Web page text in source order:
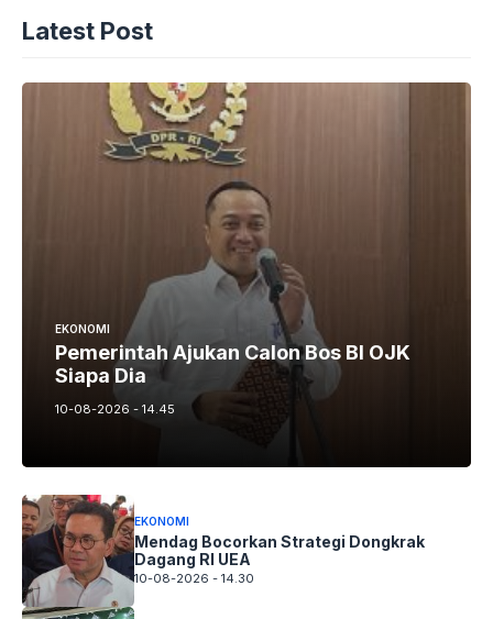
Latest Post
EKONOMI
Pemerintah Ajukan Calon Bos BI OJK
Siapa Dia
10-08-2026 - 14.45
EKONOMI
Mendag Bocorkan Strategi Dongkrak
Dagang RI UEA
10-08-2026 - 14.30